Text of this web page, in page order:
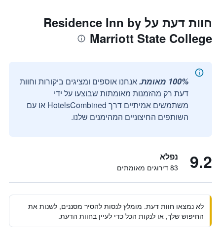
חוות דעת על Residence Inn by
Marriott State College
100% מאומת.
אנחנו אוספים ומציגים ביקורות וחוות
דעת רק מהזמנות מאומתות שבוצעו על ידי
משתמשים אמיתיים דרך HotelsCombined או עם
השותפים החיצוניים המהימנים שלנו.
9.2 נפלא
83 דירוגים מאומתים
לא נמצאו חוות דעת. מומלץ לנסות להסיר מסננים, לשנות את
החיפוש שלך, או לנקות הכל כדי לעיין בחוות הדעת.